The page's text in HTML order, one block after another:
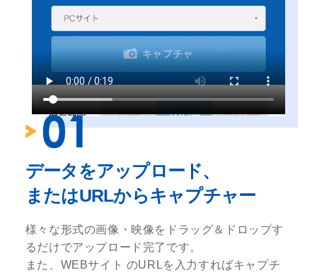
データをアップロード、
またはURLからキャプチャー
様々な形式の画像・映像をドラッグ＆ドロップす
るだけでアップロード完了です。
また、WEBサイト のURLを入力すればキャプチ